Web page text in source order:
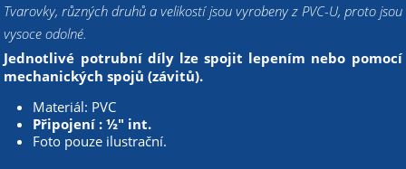
Tvarovky, různých druhů a velikostí jsou vyrobeny z PVC-U, proto jsou
vysoce odolné.
Jednotlivé potrubní díly lze spojit lepením nebo pomocí
mechanických spojů (závitů).
Materiál: PVC
Připojení : ½" int.
Foto pouze ilustrační.